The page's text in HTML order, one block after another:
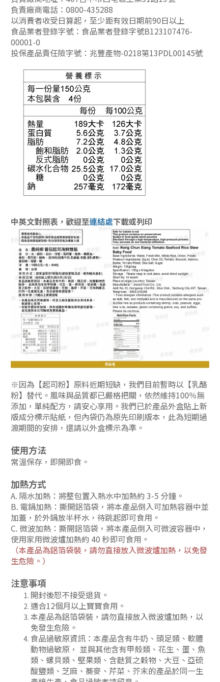
負責廠商電話：0800-435288
以消費者收受日算起，至少距有效日期前90日以上
食品業者登錄字號：食品業者登錄字號B123107476-
00001-0
投保產品責任險字號：兆豐產物-0218第13PDL00145號
中英文對照表， 歡迎至連結處下載或列印
※因為【起司粉】原料近期短缺，我們目前暫時以【乳酪
粉】替代。風味與品質都已嚴格把關，依然維持100％無
添加，單純配方，請安心享用。我們已於產品外盒貼上新
版成分標示貼紙，但內袋仍為原先印刷版本，此為短期過
渡期間的安排，還請以外盒標示為準。
使用方法
常溫保存，即開即食。
加熱方式
A. 隔水加熱：將整包置入熱水中加熱約 3-5 分鐘。
B. 電鍋加熱：撕開鋁箔袋，將本產品倒入可加熱容器中並
加蓋，於外鍋放半杯水，待跳起即可食用。
C. 微波加熱：撕開鋁箔袋，將本產品倒入可微波容器中，
使用家用微波爐加熱約 40 秒即可食用。
（本產品為鋁箔袋裝，請勿直接放入微波爐加熱，以免發
生危險。 ）
注意事項
開封後恕不接受退貨。
適合12個月以上寶寶食用。
本產品為鋁箔袋裝，請勿直接放入微波爐加熱，以
免發生危險。
食品過敏原資訊：本產品含有牛奶、頭足類、軟體
動物過敏原， 並與其他含有甲殼類、花生、蛋、魚
類、螺貝類、堅果類、含麩質之穀物、大豆、亞硫
酸鹽類、芝麻、蕎麥、芹菜、芥末的產品於同一生